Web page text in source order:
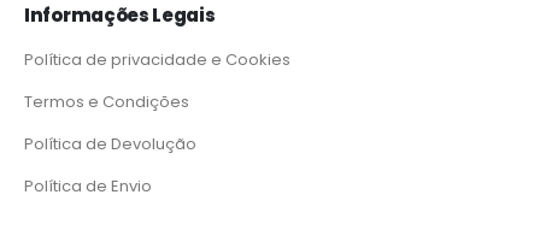
Informações Legais
Política de privacidade e Cookies
Termos e Condições
Política de Devolução
Política de Envio